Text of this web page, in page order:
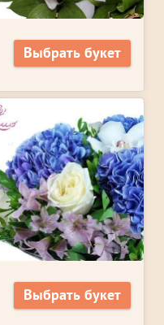
Выбрать букет
Выбрать букет